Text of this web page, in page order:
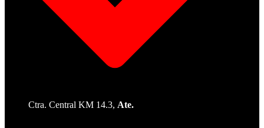
Ctra. Central KM 14.3, Ate.